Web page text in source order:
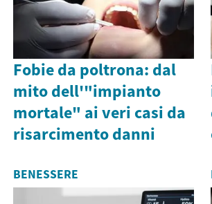
Fobie da poltrona: dal
mito dell'"impianto
mortale" ai veri casi da
risarcimento danni
BENESSERE